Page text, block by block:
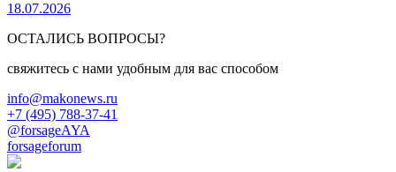
18.07.2026
ОСТАЛИСЬ ВОПРОСЫ?
свяжитесь с нами удобным для вас способом
info@makonews.ru
+7 (495) 788-37-41
@forsageAYA
forsageforum